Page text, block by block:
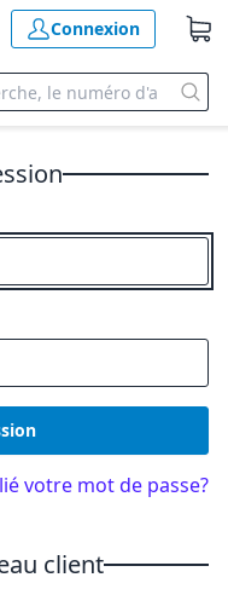
Connexion
votre mot de passe?
client